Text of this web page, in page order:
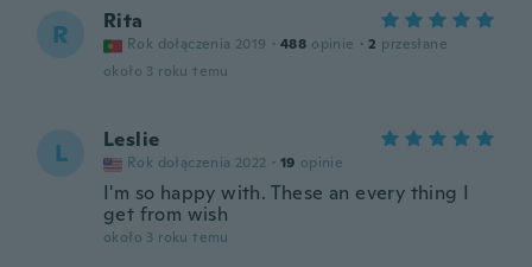
R Rita
Rok dołączenia 2019 · 488 opinie · 2 przesłane
około 3 roku temu
L Leslie
Rok dołączenia 2022 · 19 opinie
I'm so happy with. These an every thing I
get from wish
około 3 roku temu